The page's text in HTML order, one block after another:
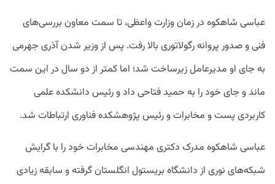
عباسی شاهکوه در زمان وزارت واعظی، تا سمت معاون بررسی‌های
فنی و صدور پروانه رگولاتوری بالا رفت. پس از وزیر شدن آذری جهرمی
به جای او مدیرعامل زیرساخت شد؛ اما کمتر از دو سال در این سمت
ماند و جای خود را به حمید فتاحی داد و رئیس دانشکده علمی
کاربردی پست و مخابرات و رئیس پژوهشکده فناوری ارتباطات شد.
عباسی شاهکوه مدرک دکتری مهندسی مخابرات خود را با گرایش
شبکه‌های نوری از دانشگاه بریستول انگلستان گرفته و سابقه زیادی